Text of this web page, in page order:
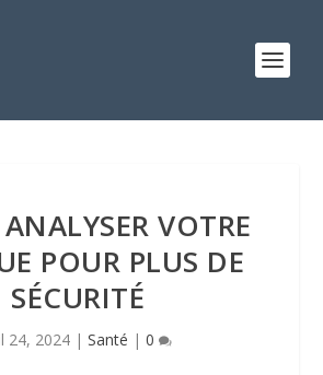
VOTRE
POUR PLUS DE
SÉCURITÉ
24, 2024| Santé | 0